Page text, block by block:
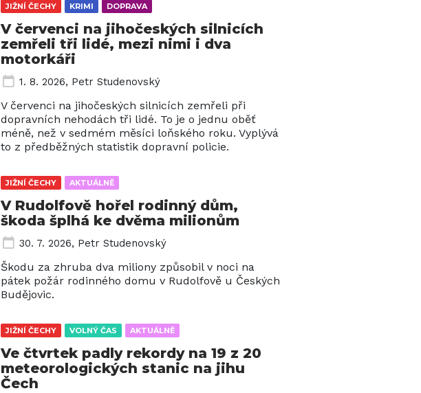
JIŽNÍ ČECHY KRIMI DOPRAVA
V červenci na jihočeských silnicích
zemřeli tři lidé, mezi nimi i dva
motorkáři
1. 8. 2026, Petr Studenovský
V červenci na jihočeských silnicích zemřeli při
dopravních nehodách tři lidé. To je o jednu oběť
méně, než v sedmém měsíci loňského roku. Vyplývá
to z předběžných statistik dopravní policie.
JIŽNÍ ČECHY AKTUÁLNĚ
V Rudolfově hořel rodinný dům,
škoda šplhá ke dvěma milionům
30. 7. 2026, Petr Studenovský
Škodu za zhruba dva miliony způsobil v noci na
pátek požár rodinného domu v Rudolfově u Českých
Budějovic.
JIŽNÍ ČECHY VOLNÝ ČAS AKTUÁLNĚ
Ve čtvrtek padly rekordy na 19 z 20
meteorologických stanic na jihu
Čech